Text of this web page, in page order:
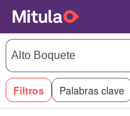
Filtros Palabras clave